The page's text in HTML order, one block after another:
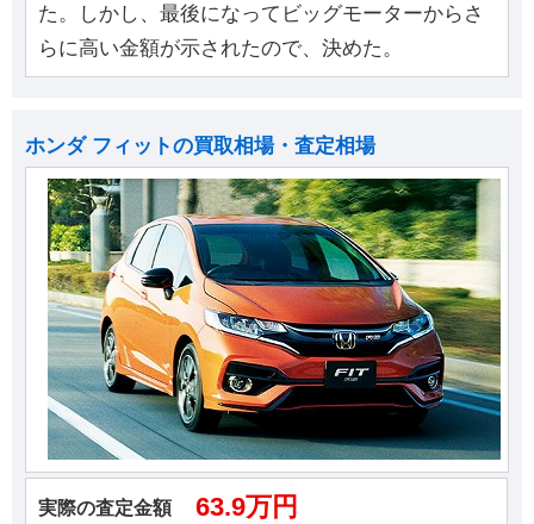
た。しかし、最後になってビッグモーターからさ
らに高い金額が示されたので、決めた。
ホンダ フィットの買取相場・査定相場
実際の査定金額 63.9万円